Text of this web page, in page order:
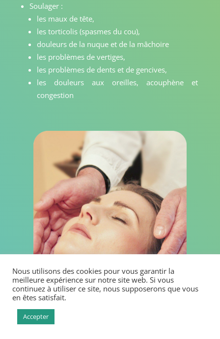
Soulager :
les maux de tête,
les torticolis (spasmes du cou),
douleurs de la nuque et de la mâchoire
les problèmes de vertiges,
les problèmes de dents et de gencives,
les douleurs aux oreilles, acouphène et
congestion
Nous utilisons des cookies pour vous garantir la
meilleure expérience sur notre site web. Si vous
continuez à utiliser ce site, nous supposerons que vous
en êtes satisfait.
Accepter